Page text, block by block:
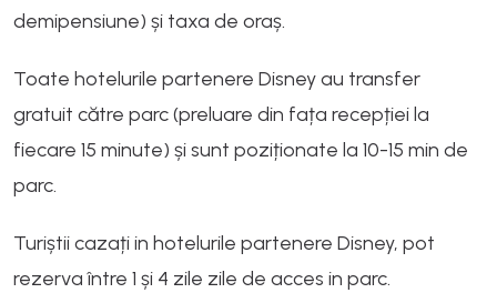
demipensiune) și taxa de oraș.
Toate hotelurile partenere Disney au transfer
gratuit către parc (preluare din fața recepției la
fiecare 15 minute) și sunt poziționate la 10-15 min de
parc.
Turiștii cazați in hotelurile partenere Disney, pot
rezerva între 1 și 4 zile zile de acces in parc.